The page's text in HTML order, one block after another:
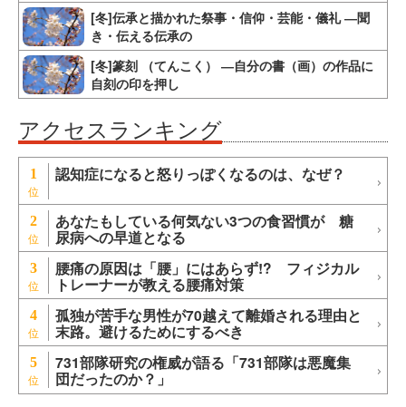
[冬]伝承と描かれた祭事・信仰・芸能・儀礼 ―聞
き・伝える伝承の
[冬]篆刻 （てんこく） ―自分の書（画）の作品に
自刻の印を押し
アクセスランキング
1 認知症になると怒りっぽくなるのは、なぜ？
2 あなたもしている何気ない3つの食習慣が 糖
尿病への早道となる
3 腰痛の原因は「腰」にはあらず!? フィジカル
トレーナーが教える腰痛対策
4 孤独が苦手な男性が70越えて離婚される理由と
末路。避けるためにするべき
5 731部隊研究の権威が語る「731部隊は悪魔集
団だったのか？」